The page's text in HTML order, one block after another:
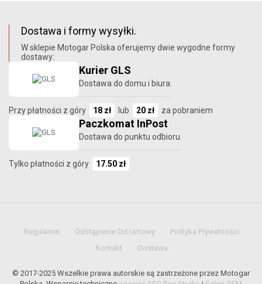
Dostawa i formy wysyłki.
W sklepie Motogar Polska oferujemy dwie wygodne formy
dostawy:
Kurier GLS
Dostawa do domu i biura.
Przy płatności z góry 18 zł lub 20 zł za pobraniem
Paczkomat InPost
Dostawa do punktu odbioru.
Tylko płatności z góry 17.50 zł
Regulamin Odstąpienie Od Umowy
Polityka Prywatności
Kontakt
Dostawa
© 2017-2025 Wszelkie prawa autorskie są zastrzeżone przez Motogar